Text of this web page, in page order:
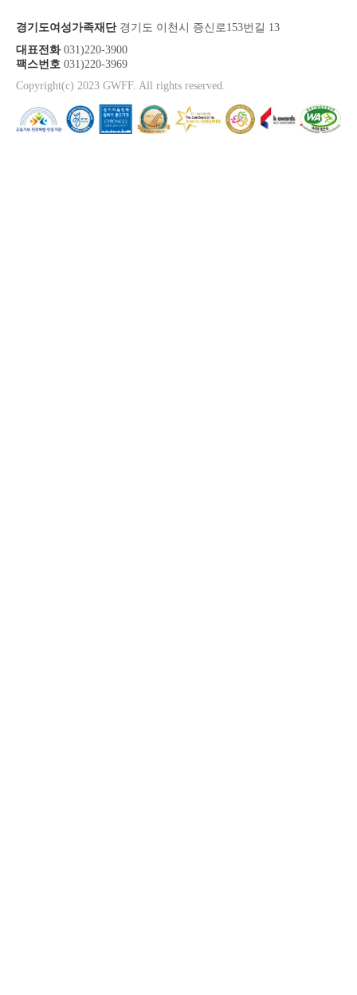
경기도여성가족재단경기도 이천시 증신로153번길 13
대표전화031)220-3900
팩스번호 031)220-3969
Copyright(c) 2023 GWFF. All rights reserved.